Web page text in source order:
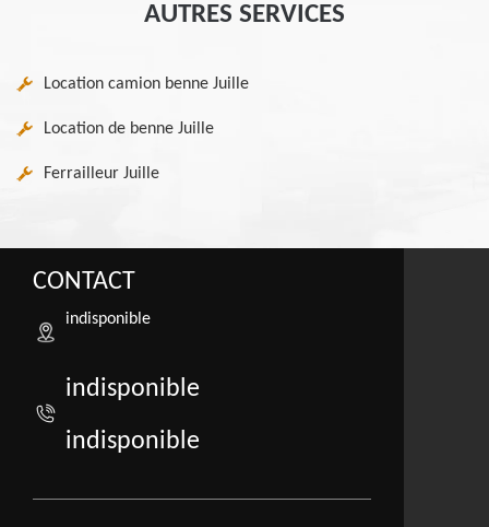
AUTRES SERVICES
Location camion benne Juille
Location de benne Juille
Ferrailleur Juille
CONTACT
indisponible
indisponible
indisponible